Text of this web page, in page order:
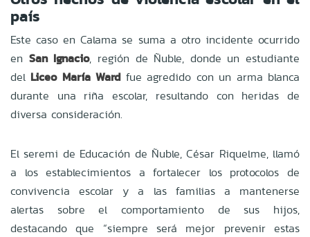
país
Este caso en Calama se suma a otro incidente ocurrido
en San Ignacio, región de Ñuble, donde un estudiante
del Liceo María Wardfue agredido con un arma blanca
durante una riña escolar, resultando con heridas de
diversa consideración.
El seremi de Educación de Ñuble, César Riquelme, llamó
a los establecimientos a fortalecer los protocolos de
convivencia escolar y a las familias a mantenerse
alertas sobre el comportamiento de sus hijos,
destacando que “siempre será mejor prevenir estas